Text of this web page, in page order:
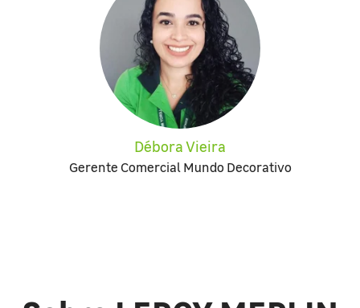
Débora Vieira
Gerente Comercial Mundo Decorativo